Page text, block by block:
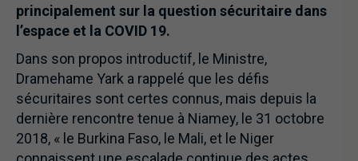
principalement sur la question sécuritaire dans
l’espace et la COVID 19.
Dans son propos introductif, le Ministre,
Dramehame Yark a rappelé que les défis
sécuritaires sont certes connus, mais depuis la
dernière rencontre tenue à Niamey, le 31 octobre
2018, « le Burkina Faso, le Mali, et le Niger